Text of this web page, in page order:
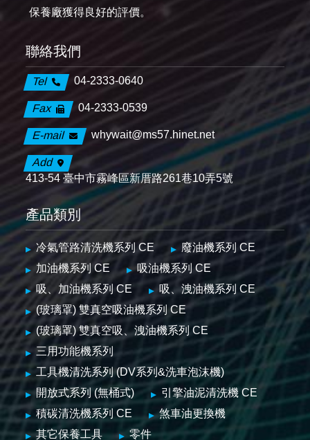
保養廠獲得良好的評價。
聯絡我們
Tel 04-2333-0640
Fax 04-2333-0539
E-mail whywait@ms57.hinet.net
Add
413-54 臺中市霧峰區新厝路261巷10弄5號
產品類別
冷氣管路清洗機系列 CE
廢油機系列 CE
加油機系列 CE
吸油機系列 CE
吸、加油機系列 CE
吸、洩油機系列 CE
(玻璃罩) 雙真空吸油機系列 CE
(玻璃罩) 雙真空吸、洩油機系列 CE
三用功能機系列
工具機清洗系列 (DV系列&洗車泡沫機)
開放式系列 (無桶式)
引擎油泥清洗機 CE
積碳清洗機系列 CE
煞車油更換機
其它保養工具
零件